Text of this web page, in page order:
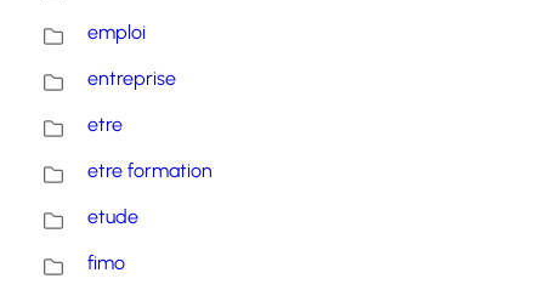
emploi
entreprise
etre
etre formation
etude
fimo